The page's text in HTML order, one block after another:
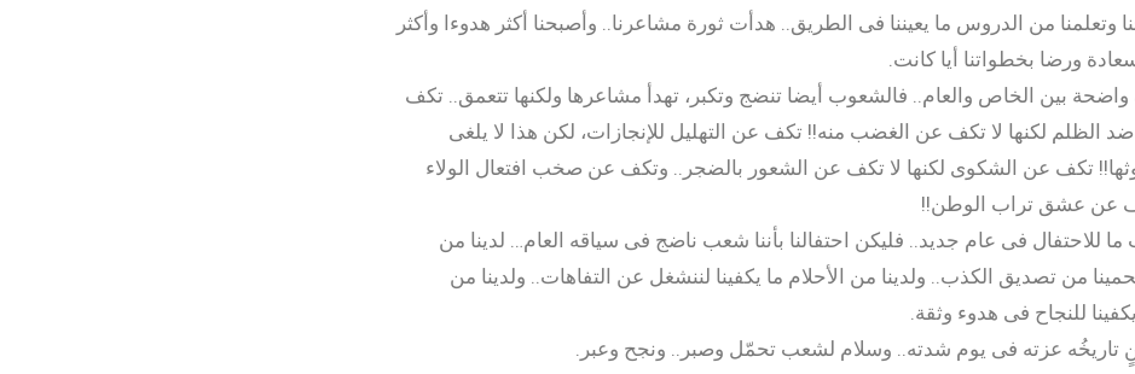
وتعلمنا من الدروس ما يعيننا فى الطريق.. هدأت ثورة مشاعرنا.. وأصبحنا أكثر هدوءا وأكثر
سعادة ورضا بخطواتنا أيا كانت.
واضحة بين الخاص والعام.. فالشعوب أيضا تنضج وتكبر، تهدأ مشاعرها ولكنها تتعمق.. تكف
الظلم لكنها لا تكف عن الغضب منه!! تكف عن التهليل للإنجازات، لكن هذا لا يلغى
تكف عن الشكوى لكنها لا تكف عن الشعور بالضجر.. وتكف عن صخب افتعال الولاء
عن عشق تراب الوطن!!
للاحتفال فى عام جديد.. فليكن احتفالنا بأننا شعب ناضج فى سياقه العام… لدينا من
من تصديق الكذب.. ولدينا من الأحلام ما يكفينا لننشغل عن التفاهات.. ولدينا من
للنجاح فى هدوء وثقة.
تاريخُه عزته فى يوم شدته.. وسلام لشعب تحمّل وصبر.. ونجح وعبر.